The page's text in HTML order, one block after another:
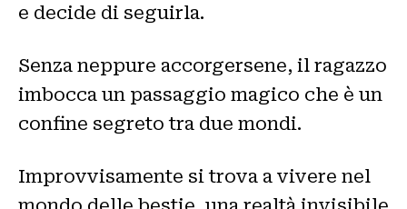
e decide di seguirla.
Senza neppure accorgersene, il ragazzo
imbocca un passaggio magico che è un
confine segreto tra due mondi.
Improvvisamente si trova a vivere nel